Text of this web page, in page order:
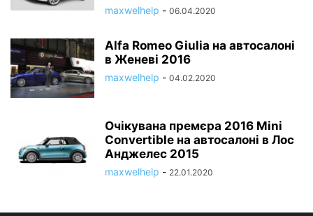
maxwelhelp - 06.04.2020
Alfa Romeo Giulia на автосалоні
в Женеві 2016
maxwelhelp - 04.02.2020
Очікувана премєра 2016 Mini
Convertible на автосалоні в Лос
Анджелес 2015
maxwelhelp - 22.01.2020